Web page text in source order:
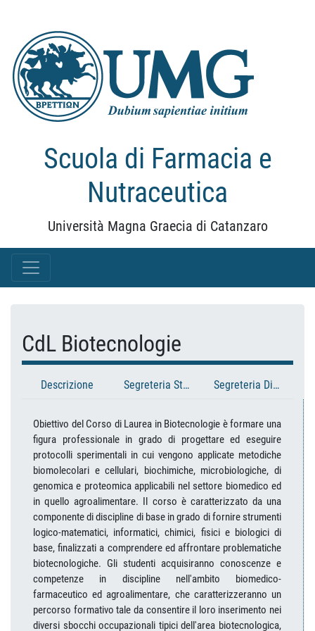
Scuola di Farmacia e
Nutraceutica
Università Magna Graecia di Catanzaro
CdL Biotecnologie
Descrizione Segreteria Studenti Segreteria Didattica
Obiettivo del Corso di Laurea in Biotecnologie è formare una
figura professionale in grado di progettare ed eseguire
protocolli sperimentali in cui vengono applicate metodiche
biomolecolari e cellulari, biochimiche, microbiologiche, di
genomica e proteomica applicabili nel settore biomedico ed
in quello agroalimentare. Il corso è caratterizzato da una
componente di discipline di base in grado di fornire strumenti
logico-matematici, informatici, chimici, fisici e biologici di
base, finalizzati a comprendere ed affrontare problematiche
biotecnologiche. Gli studenti acquisiranno conoscenze e
competenze in discipline nell'ambito biomedico-
farmaceutico ed agroalimentare, che caratterizzeranno un
percorso formativo tale da consentire il loro inserimento nei
diversi sbocchi occupazionali tipici dell'area biotecnologica,